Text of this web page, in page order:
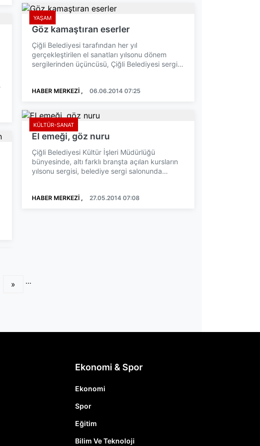
YAŞAM
Göz kamaştıran eserler
Çiğli Belediyesi tarafından her yıl
gerçekleştirilen el sanatları yılsonu dönem
sergilerinden üçüncüsü, Çiğli Belediyesi sergi
HABER MERKEZİ , 06.06.2014 07:25
KÜLTÜR-SANAT
El emeği, göz nuru
Çiğli Belediyesi Kültür İşleri Müdürlüğü
bünyesinde, altı farklı branşta açılan kursların
yılsonu sergisi, belediye sergi salonunda
HABER MERKEZİ , 27.05.2014 07:08
...
»
Ekonomi & Spor
Ekonomi
Spor
Eğitim
Bilim Ve Teknoloji